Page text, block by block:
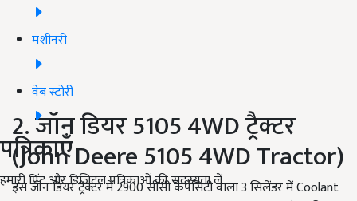
मशीनरी
वेब स्टोरी
पत्रिकाएँ
हमारी प्रिंट और डिजिटल पत्रिकाओं की सदस्यता लें
2. जॉन डियर 5105 4WD ट्रैक्टर
(John Deere 5105 4WD Tractor)
इस जॉन डियर ट्रैक्टर में 2900 सीसी कैपेसिटी वाला 3 सिलेंडर में Coolant